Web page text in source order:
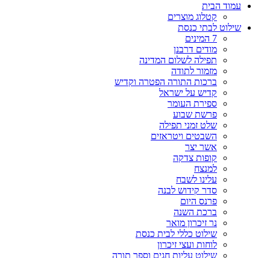
עמוד הבית
קטלוג מוצרים
שילוט לבתי כנסת
7 המינים
מודים דרבנן
תפילה לשלום המדינה
מזמור לתודה
ברכות התורה הפטרה וקדיש
קדיש על ישראל
ספירת העומר
פרשת שבוע
שלט זמני תפילה
השבטים ויטראזים
אשר יצר
קופות צדקה
למנצח
עלינו לשבח
סדר קידוש לבנה
פרנס היום
ברכת השנה
נר זיכרון מואר
שילוט כללי לבית כנסת
לוחות ועצי זיכרון
שילוט עליות חגים וספר תורה